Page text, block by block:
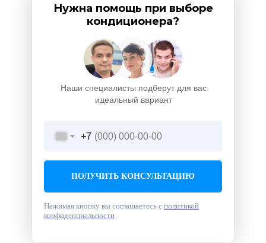
Наши специалисты подберут для вас
идеальный вариант
Нужна помощь при выборе
кондиционера?
+7
ПОЛУЧИТЬ КОНСУЛЬТАЦИЮ
Нажимая кнопку вы соглашаетесь с политикой
конфиденциальности